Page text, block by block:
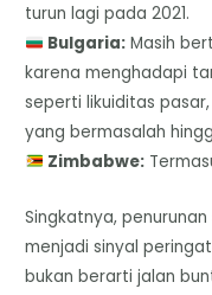
turun lagi pada 2021.
Bulgaria:Masih
karena menghadapi
seperti likuiditas
yang bermasalah
Zimbabwe:
Singkatnya,
menjadi sinyal
bukan berarti jalan